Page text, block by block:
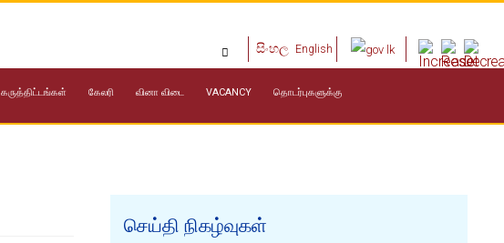
සිංහල English
கருத்திட்டங்கள் கேலரி வினா விடை VACANCY தொடர்புகளுக்கு
செய்தி நிகழ்வுகள்